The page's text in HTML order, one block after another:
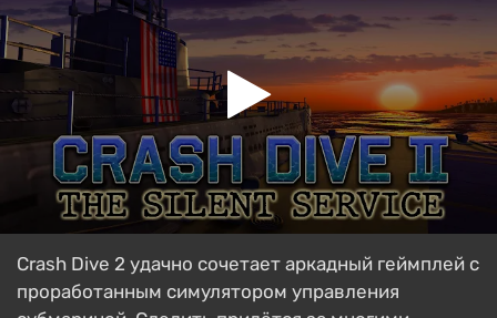
Crash Dive 2 удачно сочетает аркадный геймплей с
проработанным симулятором управления